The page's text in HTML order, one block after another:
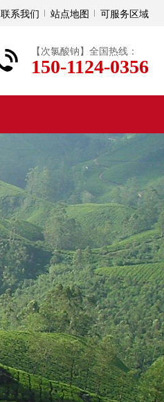
联系我们 站点地图 可服务区域
【次氯酸钠】全国热线：
150-1124-0356